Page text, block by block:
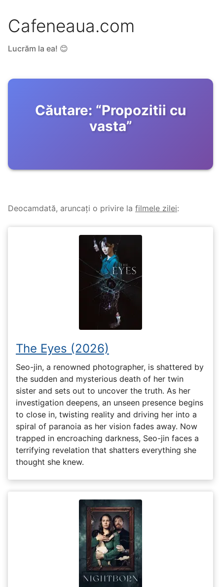
Cafeneaua.com
Lucrăm la ea! 😊
Căutare: “Propozitii cu
vasta”
Deocamdată, aruncați o privire la filmele zilei:
The Eyes (2026)
Seo-jin, a renowned photographer, is shattered by
the sudden and mysterious death of her twin
sister and sets out to uncover the truth. As her
investigation deepens, an unseen presence begins
to close in, twisting reality and driving her into a
spiral of paranoia as her vision fades away. Now
trapped in encroaching darkness, Seo-jin faces a
terrifying revelation that shatters everything she
thought she knew.